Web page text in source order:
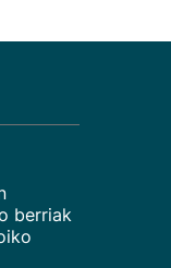
berriak